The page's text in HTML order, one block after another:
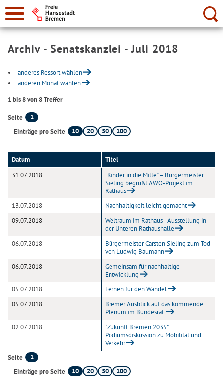
Suche:
Archiv - Senatskanzlei - Juli 2018
anderes Ressort wählen
anderen Monat wählen
1 bis 8 von 8 Treffer
Seite
1
Einträge pro Seite
10 20 50 100
Datum
Titel
31.07.2018
„Kinder in die Mitte“ – Bürgermeister
Sieling begrüßt AWO-Projekt im
Rathaus
13.07.2018
Nachhaltigkeit leicht gemacht
09.07.2018
Weltraum im Rathaus - Ausstellung in
der Unteren Rathaushalle
06.07.2018
Bürgermeister Carsten Sieling zum Tod
von Ludwig Baumann
06.07.2018
Gemeinsam für nachhaltige
Entwicklung
05.07.2018
Lernen für den Wandel
05.07.2018
Bremer Ausblick auf das kommende
Plenum im Bundesrat
02.07.2018
"Zukunft Bremen 2035":
Podiumsdiskussion zu Mobilität und
Verkehr
Seite
1
Einträge pro Seite
10 20 50 100